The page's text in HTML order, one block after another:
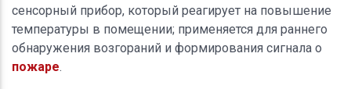
сенсорный прибор, который реагирует на повышение
температуры в помещении; применяется для раннего
обнаружения возгораний и формирования сигнала о
пожаре.